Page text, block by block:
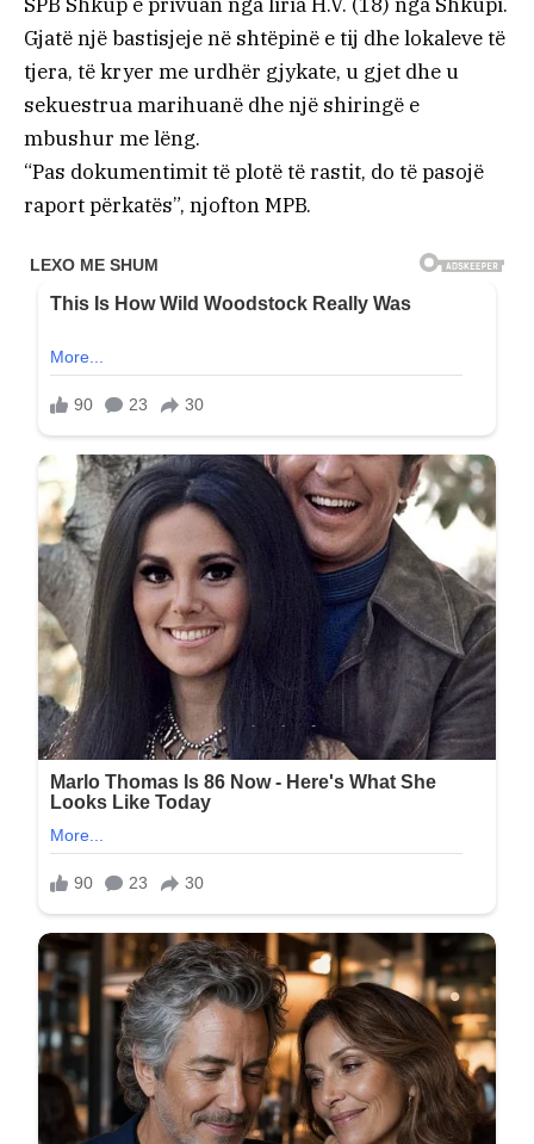
Gjatë një bastisjeje në shtëpinë e tij dhe lokaleve të
tjera, të kryer me urdhër gjykate, u gjet dhe u
sekuestrua marihuanë dhe një shiringë e
mbushur me lëng.
“Pas dokumentimit të plotë të rastit, do të pasojë
raport përkatës”, njofton MPB.